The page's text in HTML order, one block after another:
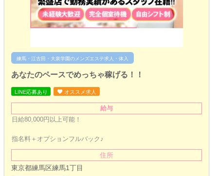
練馬・江古田・大泉学園のメンズエステ求人・体入
あなたのペースでめっちゃ稼げる！！
LINE応募あり オススメ求人
給与
日給80,000円以上可能！
指名料＋オプションフルバック♪
住所
東京都練馬区練馬1丁目